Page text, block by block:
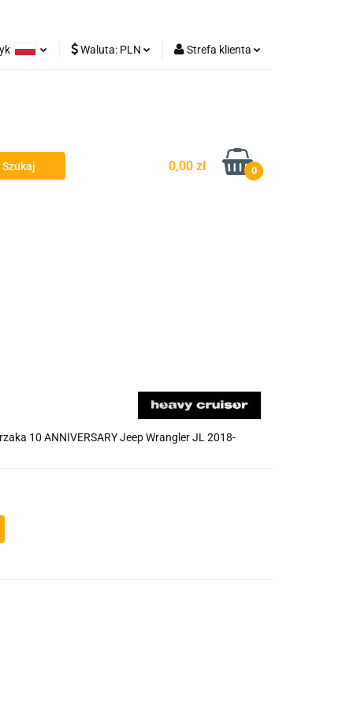
Waluta: PLN Strefa klienta
0,00 zł 0
10 ANNIVERSARY Jeep Wrangler JL 2018-